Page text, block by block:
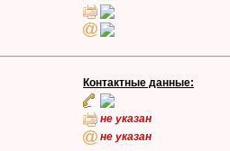
Контактные данные:
не указан
не указан